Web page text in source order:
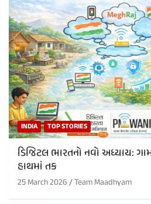
INDIA TOP STORIES
ડિજિટલ ભારતનો નવો અધ્યાય:
હાથમાં તક
25 March 2026 Team Maadhyam